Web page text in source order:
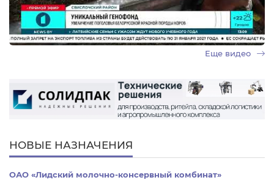
Еще видео
НОВЫЕ НАЗНАЧЕНИЯ
ОАО «Лидский молочно-консервный комбинат»